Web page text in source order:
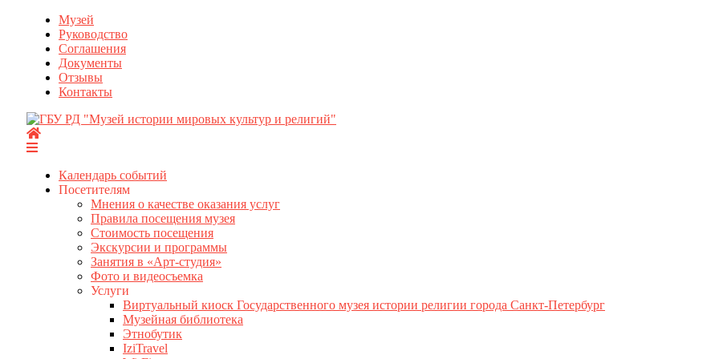
Перейти
содержимому
Музей
Руководство
Соглашения
Документы
Отзывы
Контакты
Календарь событий
Посетителям
Мнения о качестве оказания услуг
Правила посещения музея
Стоимость посещения
Экскурсии и программы
Занятия в «Арт-студия»
Фото и видеосъемка
Услуги
Виртуальный киоск Государственного музея истории религии города Санкт-Петербург
Музейная библиотека
Этнобутик
IziTravel